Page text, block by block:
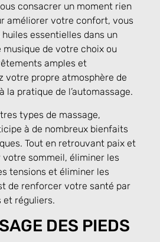
consacrer un moment rien
améliorer votre confort, vous
essentielles dans un
musique de votre choix ou
amples et
votre propre atmosphère de
la pratique de l’automassage.
types de massage,
à de nombreux bienfaits
Tout en retrouvant paix et
sommeil, éliminer les
tensions et éliminer les
de renforcer votre santé par
et réguliers.
DES PIEDS